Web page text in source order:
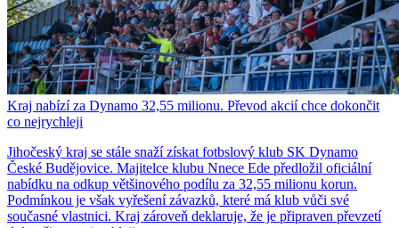
Kraj nabízí za Dynamo 32,55 milionu. Převod akcií chce dokončit
co nejrychleji
Jihočeský kraj se stále snaží získat fotbslový klub SK Dynamo
České Budějovice. Majitelce klubu Nnece Ede předložil oficiální
nabídku na odkup většinového podílu za 32,55 milionu korun.
Podmínkou je však vyřešení závazků, které má klub vůči své
současné vlastnici. Kraj zároveň deklaruje, že je připraven převzetí